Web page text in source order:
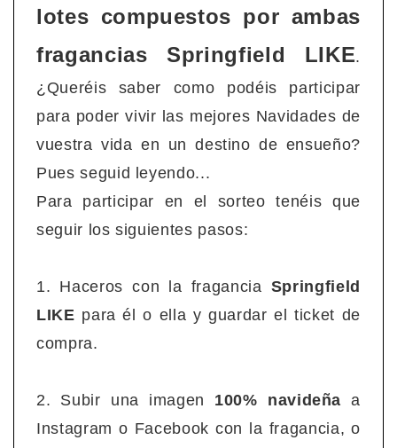
lotes compuestos por ambas
fragancias Springfield LIKE.
¿Queréis saber como podéis participar
para poder vivir las mejores Navidades de
vuestra vida en un destino de ensueño?
Pues seguid leyendo...
Para participar en el sorteo tenéis que
seguir los siguientes pasos:
1. Haceros con la fragancia Springfield
LIKE para él o ella y guardar el ticket de
compra.
2. Subir una imagen 100% navideña a
Instagram o Facebook con la fragancia, o